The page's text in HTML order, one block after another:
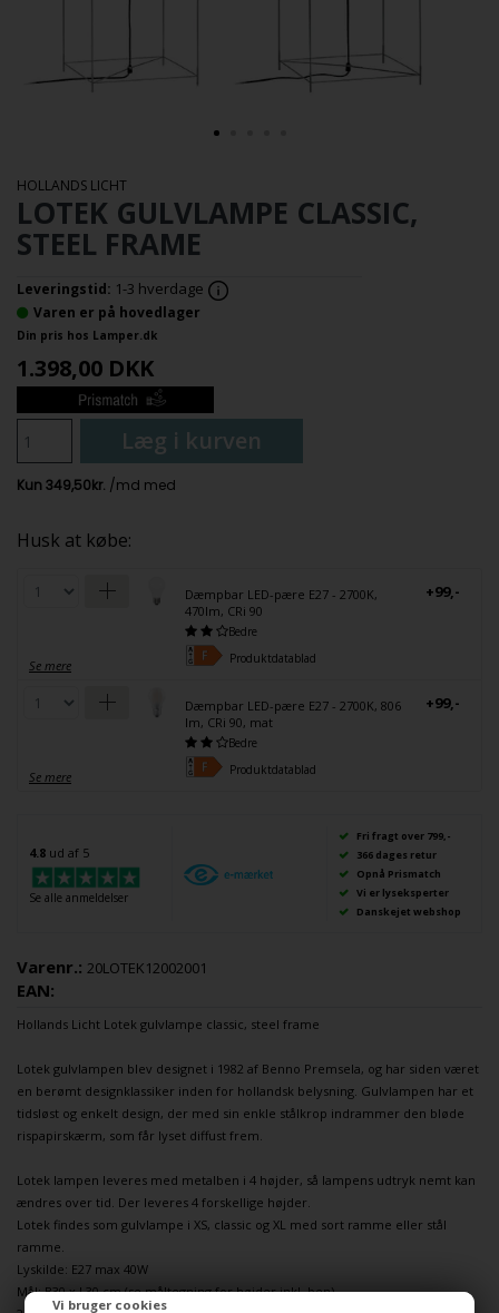
Vi bruger cookies
HOLLANDS LICHT
LOTEK GULVLAMPE CLASSIC,
STEEL FRAME
Leveringstid: 1-3 hverdage
Varen er på hovedlager
Din pris hos Lamper.dk
1.398,00 DKK
Læg i kurven
Husk at købe:
Se mere
Dæmpbar LED-pære E27 - 2700K,
470lm, CRi 90
Bedre
Produktdatablad
+99,-
Se mere
Dæmpbar LED-pære E27 - 2700K, 806
lm, CRi 90, mat
Bedre
Produktdatablad
+99,-
4.8 ud af 5
Se alle anmeldelser
Fri fragt over 799,-
366 dages retur
Opnå Prismatch
Vi er lyseksperter
Danskejet webshop
Varenr.: 20LOTEK12002001
EAN:
Hollands Licht Lotek gulvlampe classic, steel frame
Lotek gulvlampen blev designet i 1982 af Benno Premsela, og har siden været
en berømt designklassiker inden for hollandsk belysning. Gulvlampen har et
tidsløst og enkelt design, der med sin enkle stålkrop indrammer den bløde
rispapirskærm, som får lyset diffust frem.
Lotek lampen leveres med metalben i 4 højder, så lampens udtryk nemt kan
ændres over tid. Der leveres 4 forskellige højder.
Lotek findes som gulvlampe i XS, classic og XL med sort ramme eller stål
ramme.
Lyskilde: E27 max 40W
Mål: B30 x L30 cm (se måltegning for højder inkl. ben)